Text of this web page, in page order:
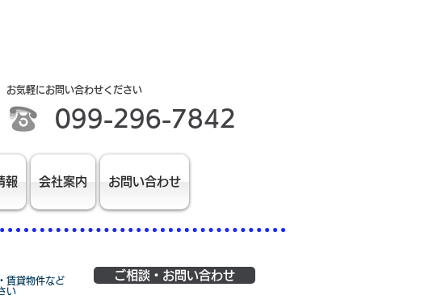
お気軽にお問い合わせください
099-296-7842
報 会社案内 お問い合わせ
賃貸物件など
い
ご相談・お問い合わせ